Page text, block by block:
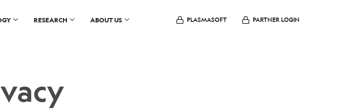
RESEARCH ABOUT US PLASMASOFT PARTNER LOGIN